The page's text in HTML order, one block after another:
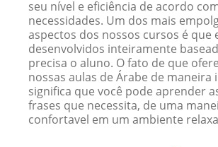
seu nível e eficiência de acordo
necessidades. Um dos mais
aspectos dos nossos cursos é que
desenvolvidos inteiramente
precisa o aluno. O fato de que
nossas aulas de Árabe de maneira
significa que você pode aprender
frases que necessita, de uma
confortavel em um ambiente